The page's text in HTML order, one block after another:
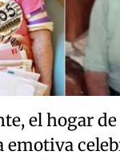
el hogar
emotiva